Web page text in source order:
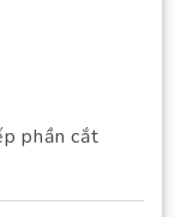
phần cắt